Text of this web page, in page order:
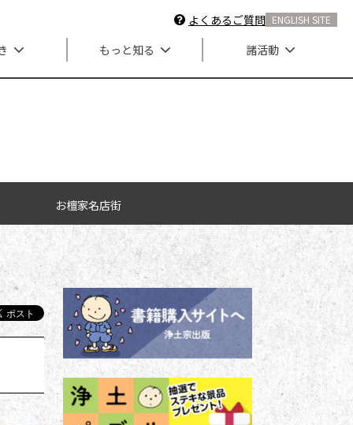
よくあるご質問 ENGLISH SITE
もっと知る 諸活動
お檀家名店街